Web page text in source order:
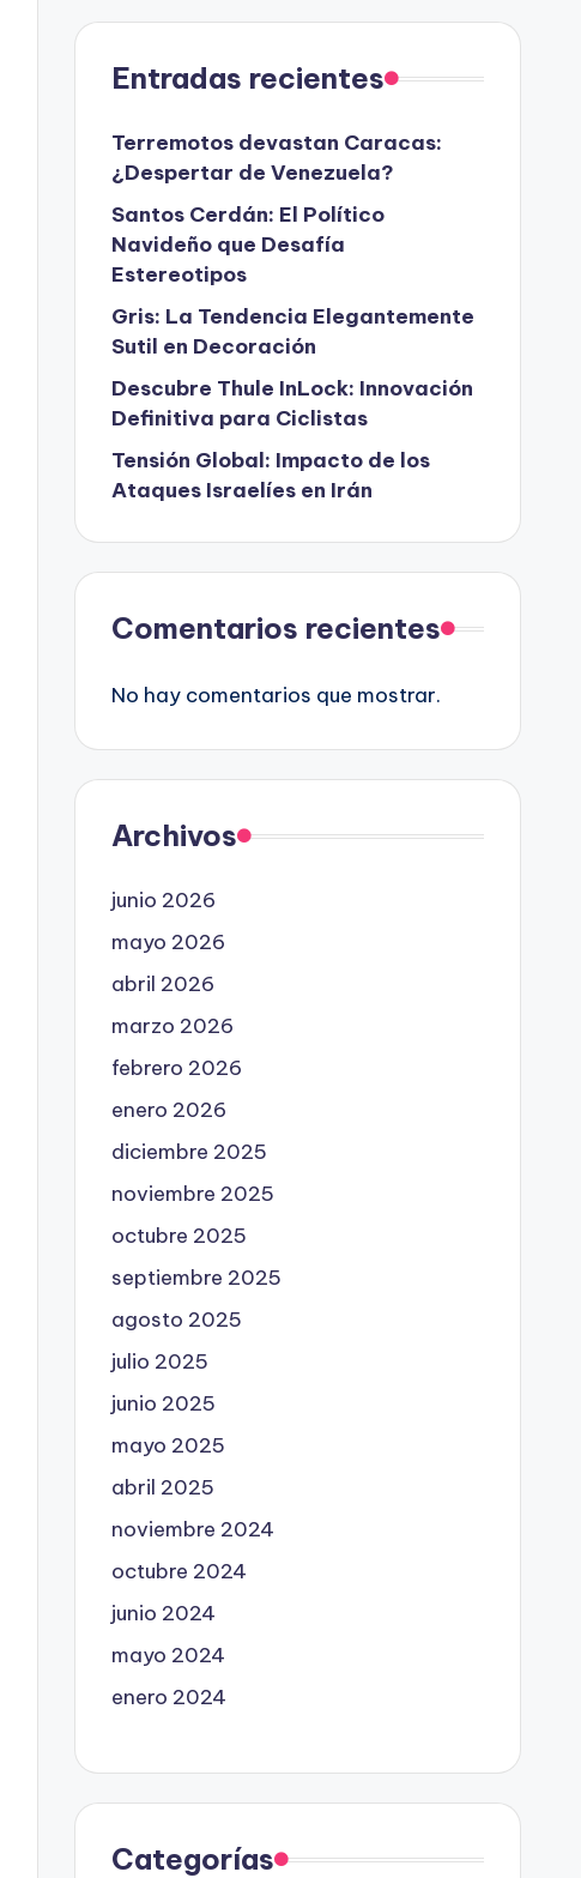
Entradas recientes
Terremotos devastan Caracas:
¿Despertar de Venezuela?
Santos Cerdán: El Político
Navideño que Desafía
Estereotipos
Gris: La Tendencia Elegantemente
Sutil en Decoración
Descubre Thule InLock: Innovación
Definitiva para Ciclistas
Tensión Global: Impacto de los
Ataques Israelíes en Irán
Comentarios recientes
No hay comentarios que mostrar.
Archivos
junio 2026
mayo 2026
abril 2026
marzo 2026
febrero 2026
enero 2026
diciembre 2025
noviembre 2025
octubre 2025
septiembre 2025
agosto 2025
julio 2025
junio 2025
mayo 2025
abril 2025
noviembre 2024
octubre 2024
junio 2024
mayo 2024
enero 2024
Categorías